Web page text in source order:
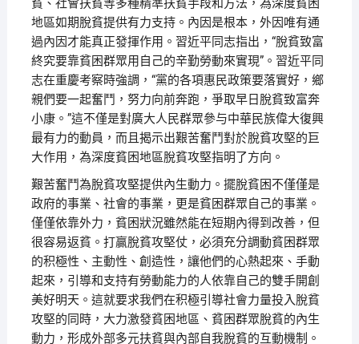
貧、社會扶貧等多種精準扶貧手段和方法，為深度貧困
地區如期脫貧提供有力支持。內因是根本，外因唯有通
過內因才能真正發揮作用。習近平同志指出，“脫貧致富
終究要靠貧困群眾用自己的辛勤勞動來實現”。習近平同
志在重慶考察時強調，“黨的各項惠民政策要落實好，鄉
親們要一起奮鬥，努力向前奔跑，爭取早日脫貧致富奔
小康。”這不僅是對廣大人民群眾參与中華民族偉大復興
最有力的動員，而且揭示出艱苦奮鬥對於脫貧攻堅的巨
大作用，為深度貧困地區脫貧攻堅指明了方向。
艱苦奮鬥為脫貧攻堅提供內生動力。擺脫貧困不僅僅是
政府的事業、社會的事業，更是貧困群眾自己的事業。
僅僅依靠外力，貧困狀況雖然能在短期內得到改善，但
很容易返貧。打贏脫貧攻堅仗，必須充分調動貧困群眾
的积極性、主動性、創造性，讓他們的心熱起來、手動
起來，引導和支持有勞動能力的人依靠自己的雙手開創
美好明天。這就要求我們在积極引導社會力量投入脫貧
攻堅的同時，大力激發貧困地區、貧困群眾脫貧的內生
動力，形成外部多元扶貧與內部自我脫貧的互動機制。